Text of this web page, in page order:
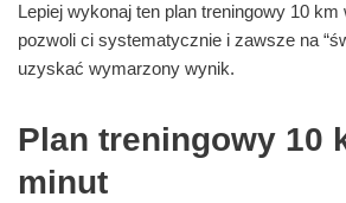
Lepiej wykonaj ten plan treningowy 10
pozwoli ci systematycznie i zawsze na
uzyskać wymarzony wynik.
Plan treningowy 10
minut